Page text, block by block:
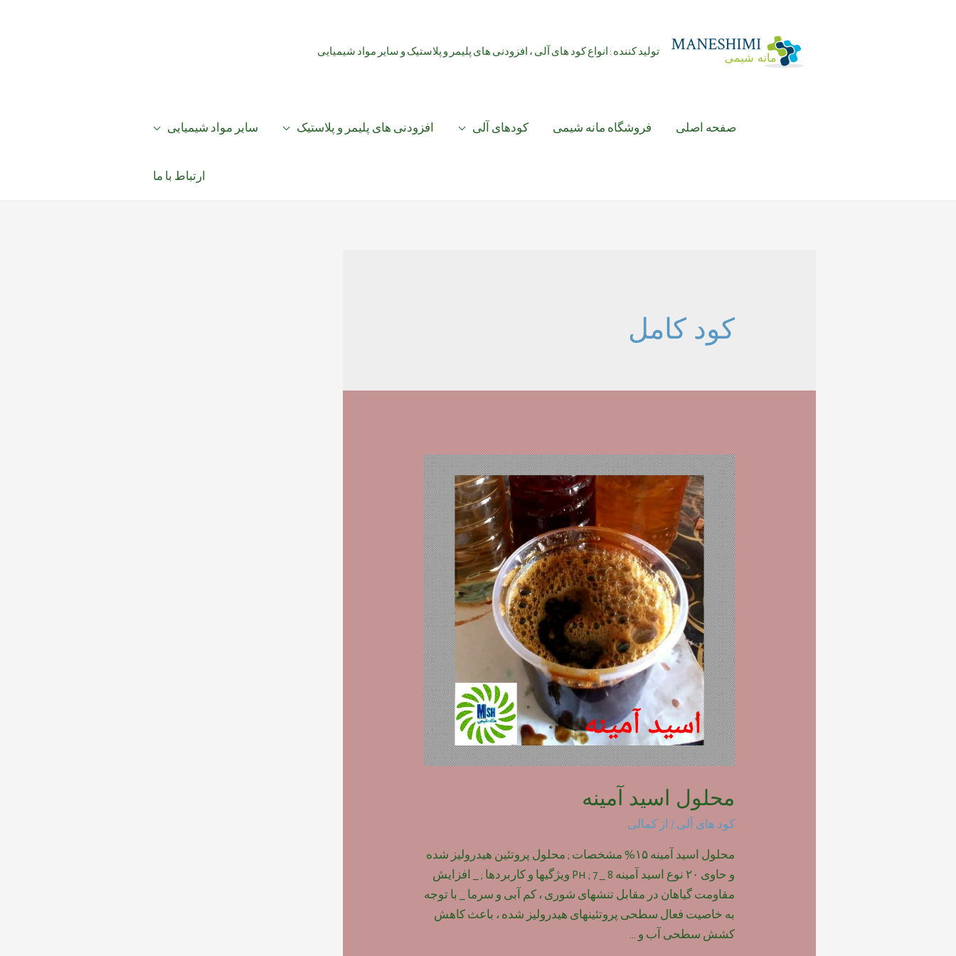
تولید کننده : انواع کود های آلی ، افزودنی های پلیمر و پلاستیک و سایر مواد شیمیایی
صفحه اصلی فروشگاه مانه شیمی کودهای آلی افزودنی های پلیمر و پلاستیک سایر مواد شیمیایی
ارتباط با ما
کود کامل
محلول اسید آمینه
کود های آلی / از کمالی
محلول اسید آمینه ۱۵% مشخصات ; محلول پروتئین هیدرولیز شده
و حاوی ۲۰ نوع اسید آمینه Ph ; 7 _ 8 ویژگیها و کاربردها ; _ افزایش
مقاومت گیاهان در مقابل تنشهای شوری ، کم آبی و سرما _ با توجه
به خاصیت فعال سطحی پروتئینهای هیدرولیز شده ، باعث کاهش
کشش سطحی آب و …